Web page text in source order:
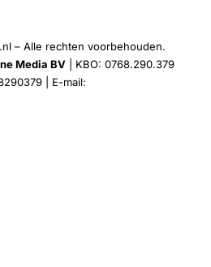
– Alle rechten voorbehouden.
Media BV | KBO: 0768.290.379
| E-mail: